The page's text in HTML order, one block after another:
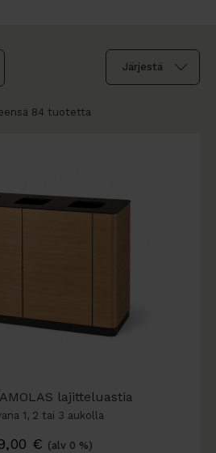
84 tuotetta
lajitteluastia
1, 2 tai 3 aukolla
€ (alv 0 %)